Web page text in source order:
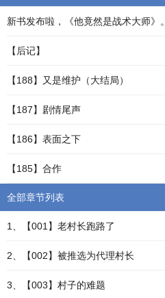
新书发布啦，《他竟然是战术大师》。
【后记】
【188】又是维护（大结局）
【187】剧情尾声
【186】表面之下
【185】合作
全部章节列表
1、【001】老村长跑路了
2、【002】被推选为代理村长
3、【003】村子的难题